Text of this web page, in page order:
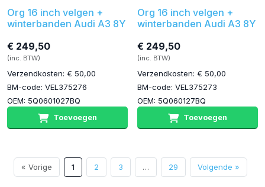
Org 16 inch velgen +
winterbanden Audi A3 8Y
€ 249,50
(inc. BTW)
Verzendkosten: € 50,00
BM-code: VEL375276
OEM: 5Q0601027BQ
Toevoegen
Org 16 inch velgen +
winterbanden Audi A3 8Y
€ 249,50
(inc. BTW)
Verzendkosten: € 50,00
BM-code: VEL375273
OEM: 5Q060127BQ
Toevoegen
« Vorige 1 2 3 … 29 Volgende »